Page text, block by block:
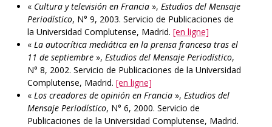
« Cultura y televisión en Francia », Estudios del Mensaje
Periodístico, N° 9, 2003. Servicio de Publicaciones de
la Universidad Complutense, Madrid. [en ligne]
« La autocrítica mediática en la prensa francesa tras el
11 de septiembre », Estudios del Mensaje Periodístico,
N° 8, 2002. Servicio de Publicaciones de la Universidad
Complutense, Madrid. [en ligne]
« Los creadores de opinión en Francia », Estudios del
Mensaje Periodístico, N° 6, 2000. Servicio de
Publicaciones de la Universidad Complutense, Madrid.